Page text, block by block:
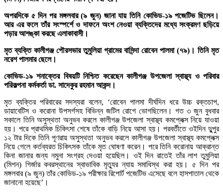
অপরদিকে ৫ দিন পর মঙ্গলবার (৯ জুন) জানা যায় তিনি কোভিড-১৯ পজেটিভ ছিলেন।
আর এর ফলে তাঁর সংস্পর্শে ও দাফনে অংশ নেওয়া ব্যক্তিদের মধ্যে সংক্রমণ ছড়িয়ে
পড়ার আশঙ্কা করছে এলাকাবাসী।
মৃত ব্যক্তি কালীগঞ্জ পৌরসভার তুমুলিয়া গ্রামের বাসিন্দা রোবেন পালমা (৭৯)। তিনি মৃত
নরেশ পালমার ছেলে।
কোভিড-১৯ শনাক্তের বিষয়টি নিশ্চিত করেছেন কালীগঞ্জ উপজেলা স্বাস্থ্য ও পরিবার
পরিকল্পনা কর্মকর্তা ডা. সাদেকুর রহমান আকন্দ।
মৃত ব্যক্তির পরিবারের সদস্যরা বলেন, ‘রোবেন পালমা দীর্ঘদিন ধরে উচ্চ রক্তচাপ,
ডায়াবেটিস ও করোনা উপসর্গসহ বিভিন্ন জটিল রোগে ভোগছিলেন। গত ৩ জুন বুধবার
সকালে তিনি অসুস্থতা অনুভব করলে কালীগঞ্জ উপজেলা স্বাস্থ্য কমপ্লেক্স নিয়ে যাওয়া
হয়। পরে প্রাথমিক চিকিৎসা শেষে তাঁকে বাড়ি নিয়ে আসা হয়। পরবর্তীতে ওইদিন দুুপুর
১২ টার দিকে তিনি পূণরায় অসুস্থতা অনুভব করলে কালীগঞ্জ উপজেলা স্বাস্থ্য কমপ্লেক্স
নিয়ে গেলে কর্তব্যরত চিকিৎসক তাঁকে মৃত ঘোষণা করেন। পরে তিনি করোনায় আক্রান্ত
কিনা জানার জন্য নমুনা সংগ্রহ দেওয়া হয়েছিল। ওই দিন রাতেই তাঁর লাশ তুমুলিয়া
(মিশন) গির্জার কবরস্থানের স্বাভাবিক মৃত্যুর ন্যায় সমাধিস্থ করা হয়। ৫ দিন পর
মঙ্গলবার (৯ জুন) তাঁর কোভিড-১৯ পরীক্ষার রিপোর্ট পজেটিভ এসেছে বলে হাসপাতাল থেকে
জানানো হয়েছে’।